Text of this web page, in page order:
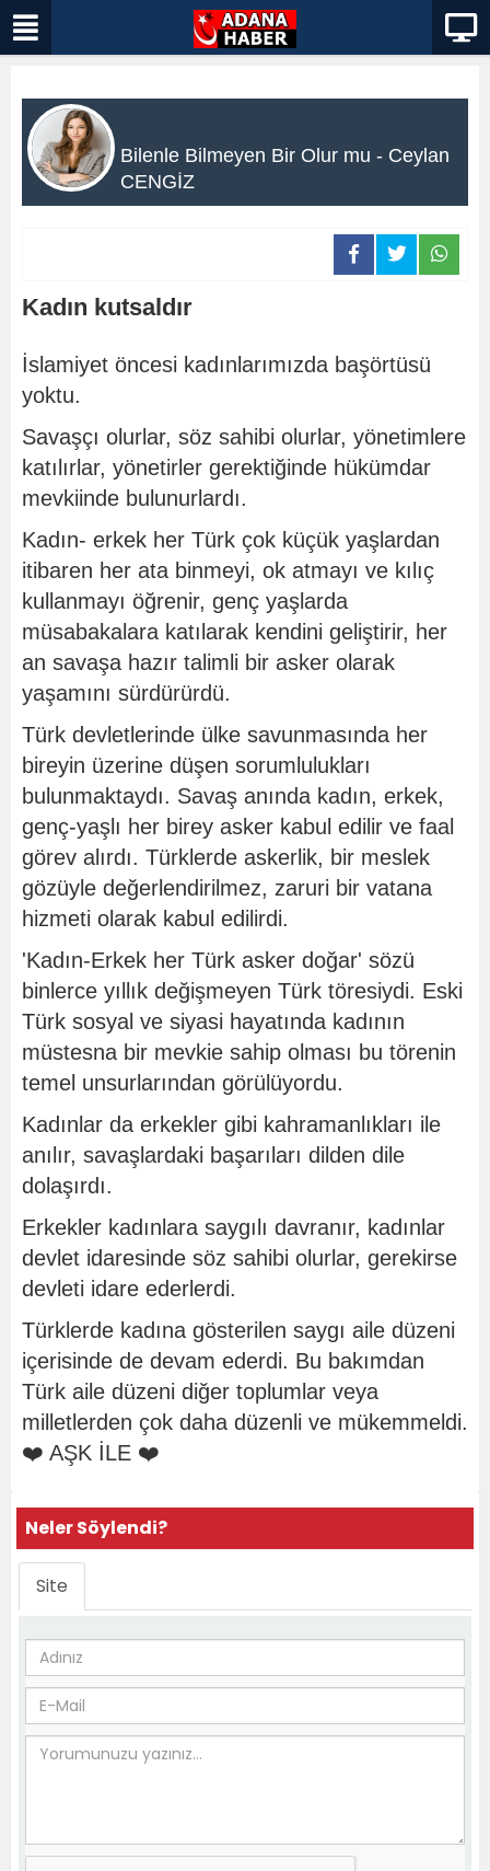
Bilenle Bilmeyen Bir Olur mu - Ceylan
CENGİZ
Kadın kutsaldır
İslamiyet öncesi kadınlarımızda başörtüsü
yoktu.
Savaşçı olurlar, söz sahibi olurlar, yönetimlere
katılırlar, yönetirler gerektiğinde hükümdar
mevkiinde bulunurlardı.
Kadın- erkek her Türk çok küçük yaşlardan
itibaren her ata binmeyi, ok atmayı ve kılıç
kullanmayı öğrenir, genç yaşlarda
müsabakalara katılarak kendini geliştirir, her
an savaşa hazır talimli bir asker olarak
yaşamını sürdürürdü.
Türk devletlerinde ülke savunmasında her
bireyin üzerine düşen sorumlulukları
bulunmaktaydı. Savaş anında kadın, erkek,
genç-yaşlı her birey asker kabul edilir ve faal
görev alırdı. Türklerde askerlik, bir meslek
gözüyle değerlendirilmez, zaruri bir vatana
hizmeti olarak kabul edilirdi.
'Kadın-Erkek her Türk asker doğar' sözü
binlerce yıllık değişmeyen Türk töresiydi. Eski
Türk sosyal ve siyasi hayatında kadının
müstesna bir mevkie sahip olması bu törenin
temel unsurlarından görülüyordu.
Kadınlar da erkekler gibi kahramanlıkları ile
anılır, savaşlardaki başarıları dilden dile
dolaşırdı.
Erkekler kadınlara saygılı davranır, kadınlar
devlet idaresinde söz sahibi olurlar, gerekirse
devleti idare ederlerdi.
Türklerde kadına gösterilen saygı aile düzeni
içerisinde de devam ederdi. Bu bakımdan
Türk aile düzeni diğer toplumlar veya
milletlerden çok daha düzenli ve mükemmeldi.
❤️ AŞK İLE ❤️
Neler Söylendi?
Site